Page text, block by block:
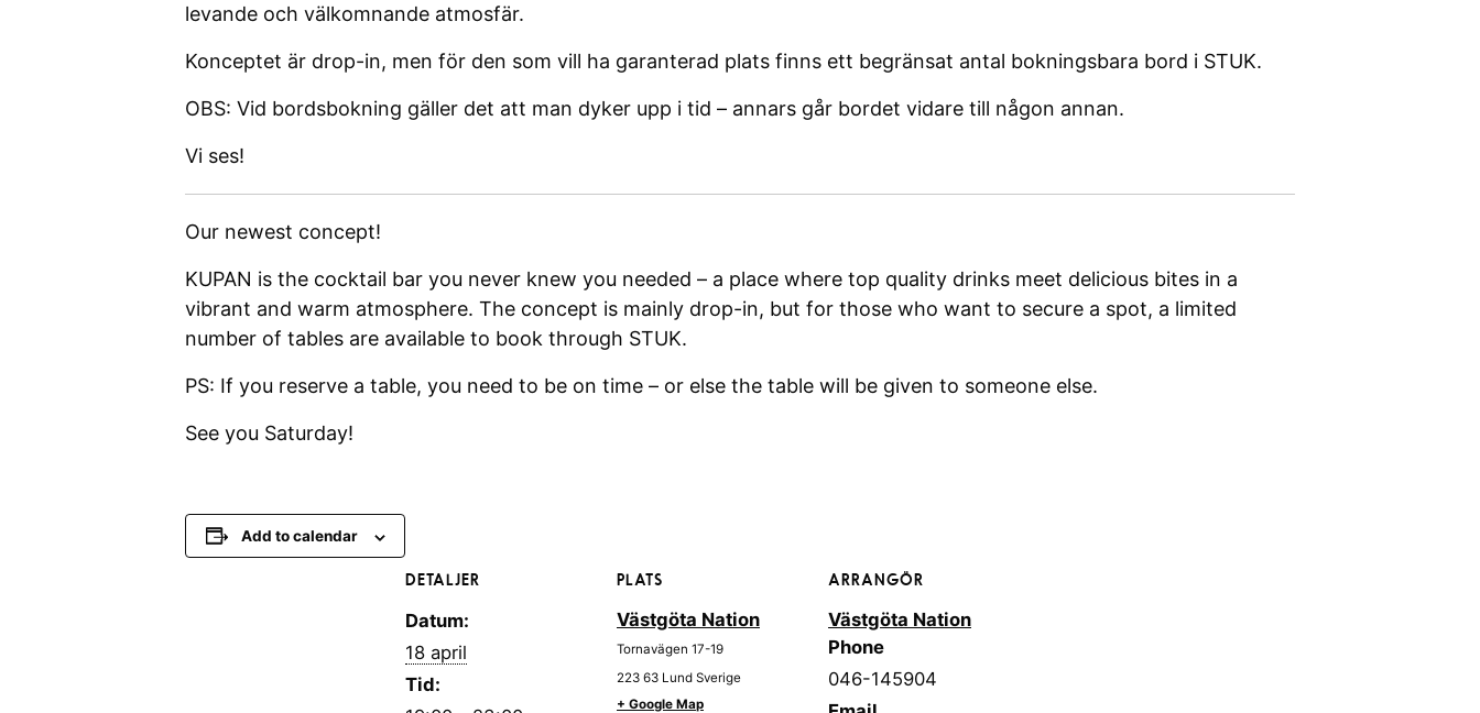
levande och välkomnande atmosfär.
Konceptet är drop-in, men för den som vill ha garanterad plats finns ett begränsat antal bokningsbara bord i STUK.
OBS: Vid bordsbokning gäller det att man dyker upp i tid – annars går bordet vidare till någon annan.
Vi ses!
Our newest concept!
KUPAN is the cocktail bar you never knew you needed – a place where top quality drinks meet delicious bites in a
vibrant and warm atmosphere. The concept is mainly drop-in, but for those who want to secure a spot, a limited
number of tables are available to book through STUK.
PS: If you reserve a table, you need to be on time – or else the table will be given to someone else.
See you Saturday!
Add to calendar
DETALJER
Datum:
18 april
Tid:
PLATS
Västgöta Nation
Tornavägen 17-19
223 63 Lund Sverige
+ Google Map
ARRANGÖR
Västgöta Nation
Phone
046-145904